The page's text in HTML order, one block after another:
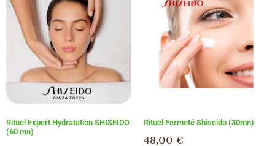
Rituel Expert Hydratation SHISEIDO
(60 mn)
Rituel Fermeté Shiseido (30mn)
48,00 €